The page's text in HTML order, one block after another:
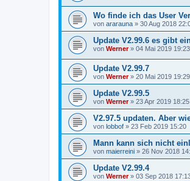
Wo finde ich das User
von ararauna » 30 Aug 2018
Update V2.99.6 es gibt
von Werner» 04 Mai 2019 19:23
Update V2.99.7
von Werner» 20 Mai 2019 19:29
Update V2.99.5
von Werner» 23 Apr 2019 18:25
V2.97.5 updaten. Aber
von lobbof » 23 Feb 2019 15:20
Mann kann sich nicht
von maierreini » 26 Nov 2018
Update V2.99.4
von Werner» 03 Sep 2018